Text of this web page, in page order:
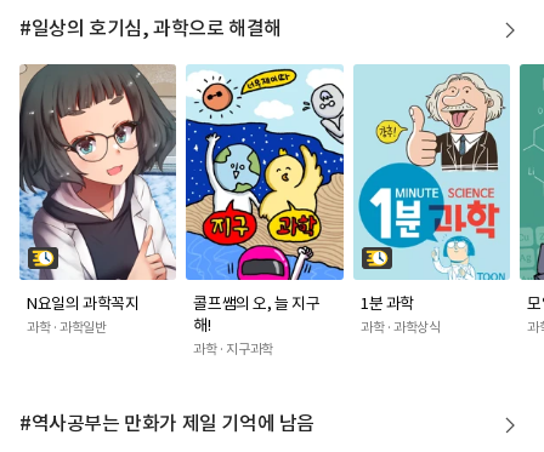
#일상의 호기심, 과학으로 해결해
N요일의 과학꼭지
과학 · 과학일반
콜프쌤의 오, 늘 지구
해!
과학 · 지구과학
1분 과학
과학 · 과학상식 과
#역사공부는 만화가 제일 기억에 남음